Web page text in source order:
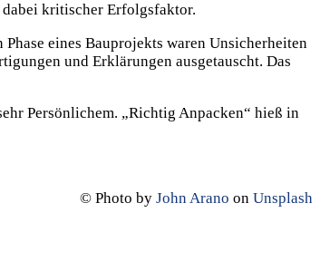
dabei kritischer Erfolgsfaktor.
eines Bauprojekts waren Unsicherheiten
und Erklärungen ausgetauscht. Das
Persönlichem. „Richtig Anpacken“ hieß in
© Photo by John Arano on Unsplash